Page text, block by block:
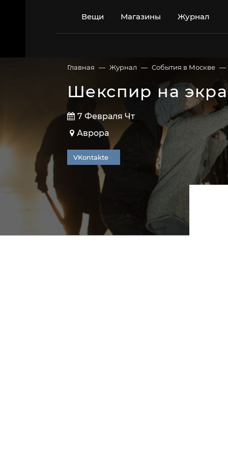
Вещи Магазины Журнал
Главная Журнал События в Москве
Шекспир на
7 Февраля Чт
Аврора
VKontakte